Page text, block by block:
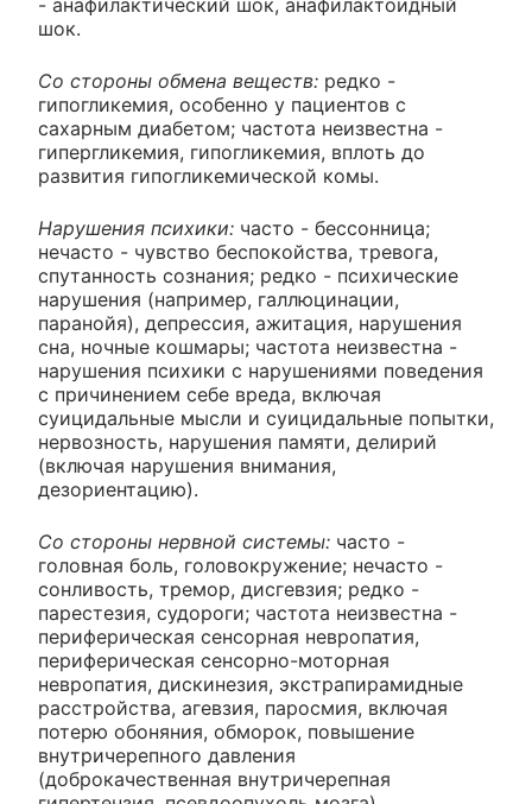
шок.
Со стороны обмена веществ: редко -
гипогликемия, особенно у пациентов с
сахарным диабетом; частота неизвестна -
гипергликемия, гипогликемия, вплоть до
развития гипогликемической комы.
Нарушения психики: часто - бессонница;
нечасто - чувство беспокойства, тревога,
спутанность сознания; редко - психические
нарушения (например, галлюцинации,
паранойя), депрессия, ажитация, нарушения
сна, ночные кошмары; частота неизвестна -
нарушения психики с нарушениями поведения
с причинением себе вреда, включая
суицидальные мысли и суицидальные попытки,
нервозность, нарушения памяти, делирий
(включая нарушения внимания,
дезориентацию).
Со стороны нервной системы: часто -
головная боль, головокружение; нечасто -
сонливость, тремор, дисгевзия; редко -
парестезия, судороги; частота неизвестна -
периферическая сенсорная невропатия,
периферическая сенсорно-моторная
невропатия, дискинезия, экстрапирамидные
расстройства, агевзия, паросмия, включая
потерю обоняния, обморок, повышение
внутричерепного давления
(доброкачественная внутричерепная